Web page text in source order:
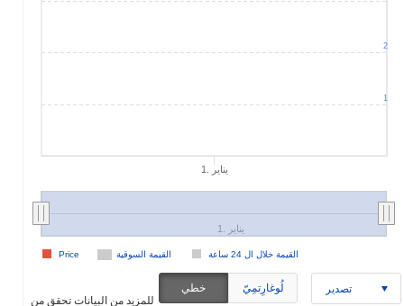
1. يناير
القيمة السوقية القيمة خلال ال 24 ساعة Price
1. يناير
1
2
للمزيد من البيانات تحقق من
خطي لُوغارِتمِيّ تصدير